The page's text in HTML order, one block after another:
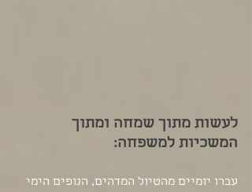
לעשות מתוך שמחה ומתוך
המשכיות למשפחה:
עברו יומיים מהטיול המדהים, הנופים הימי